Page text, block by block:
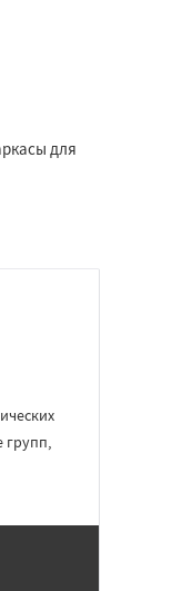
для
групп,